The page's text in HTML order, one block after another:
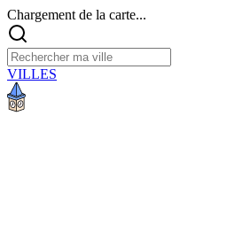
Chargement de la carte...
VILLES